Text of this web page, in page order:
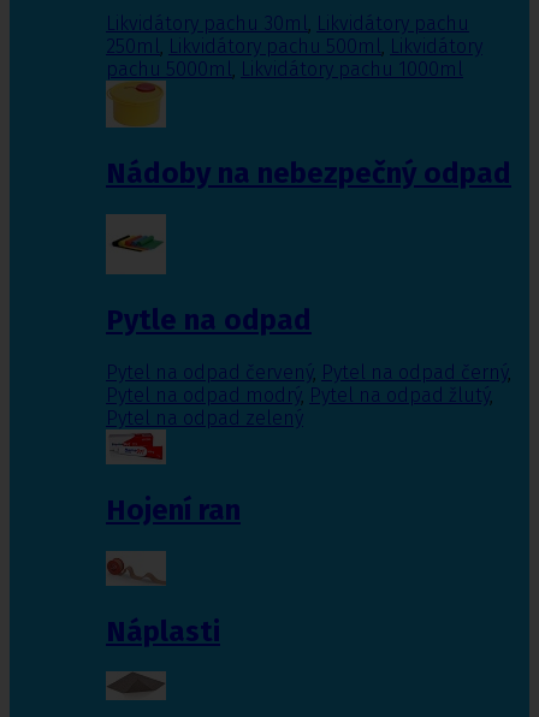
Likvidátory pachu 30ml, Likvidátory pachu
250ml, Likvidátory pachu 500ml, Likvidátory
pachu 5000ml, Likvidátory pachu 1000ml
Nádoby na nebezpečný odpad
Pytle na odpad
Pytel na odpad červený, Pytel na odpad černý,
Pytel na odpad modrý, Pytel na odpad žlutý,
Pytel na odpad zelený
Hojení ran
Náplasti